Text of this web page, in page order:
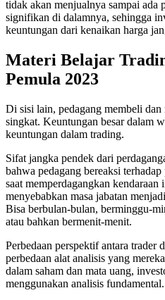
tidak akan menjualnya sampai ada
signifikan di dalamnya, sehingga
keuntungan dari kenaikan harga
Materi Belajar
Pemula 2023
Di sisi lain, pedagang membeli
singkat. Keuntungan besar dalam
keuntungan dalam trading.
Sifat jangka pendek dari
bahwa pedagang bereaksi
saat memperdagangkan
menyebabkan masa jabatan
Bisa berbulan-bulan, berminggu-
atau bahkan bermenit-menit.
Perbedaan perspektif antara trader
perbedaan alat analisis yang
dalam saham dan mata uang,
menggunakan analisis fundamental.